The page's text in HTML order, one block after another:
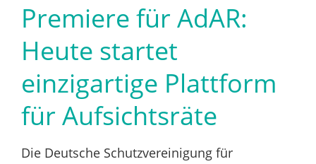
Hauptinhalt
springen
Premiere für AdAR:
Heute startet
einzigartige Plattform
für Aufsichtsräte
Die Deutsche Schutzvereinigung für